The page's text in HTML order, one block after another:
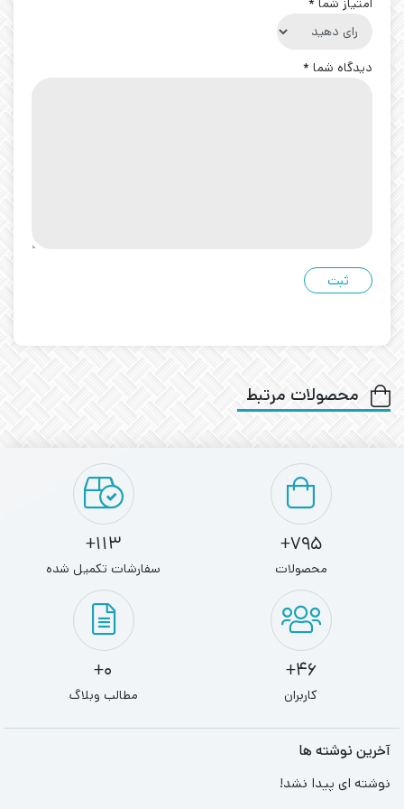
امتیاز شما *
دیدگاه شما *
محصولات مرتبط
795+
محصولات
113+
سفارشات تکمیل شده
46+
کاربران
0+
مطالب وبلاگ
آخرین نوشته ها
نوشته ای پیدا نشد!